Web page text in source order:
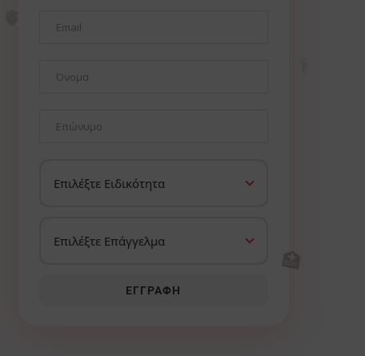
ΕΓΓΡΑΦΉ